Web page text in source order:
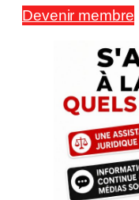
Devenir membre